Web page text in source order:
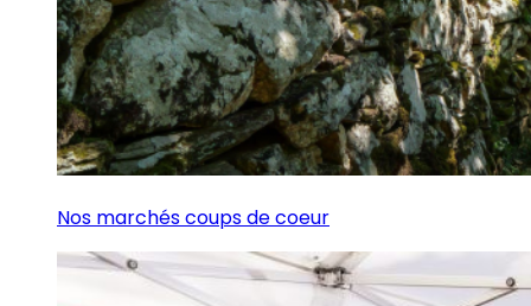
Nos marchés coups de coeur